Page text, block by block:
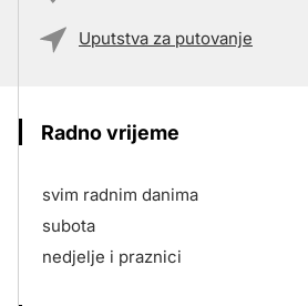
Uputstva za putovanje
Radno vrijeme
svim radnim danima
subota
nedjelje i praznici